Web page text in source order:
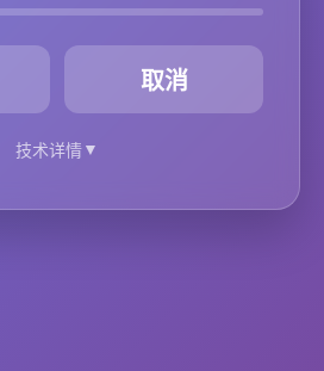
取消
技术详情▼